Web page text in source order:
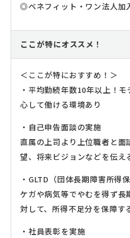
◎ベネフィット・ワン法人加
ここが特にオススメ！
＜ここが特におすすめ！＞
・平均勤続年数10年以上！
心して働ける環境あり
・自己申告面談の実施
直属の上司より上位職者と
望、将来ビジョンなどを伝え
・GLTD（団体長期障害所得
ケガや病気等でやむを得ず
対して、所得不足分を保障す
・社員表彰を実施